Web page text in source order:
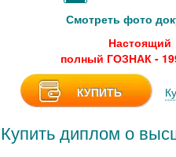
Смотреть фото
Настоящий
полный ГОЗНАК -
КУПИТЬ
Купить диплом о